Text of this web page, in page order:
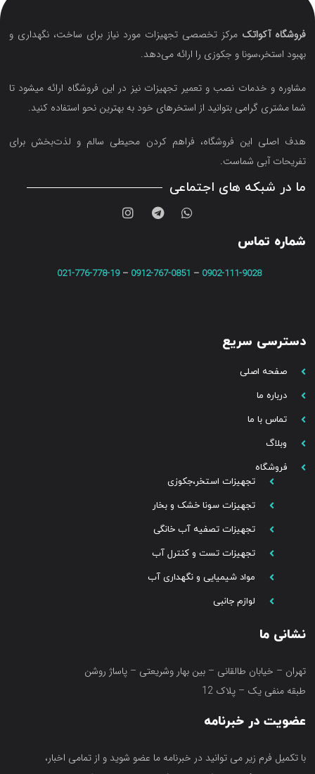
فروشگاه آکواتک مرکز تخصصی تجهیزات مورد نیاز برای ساخت، نگهداری و
بهبود استخر،سونا و جکوزی را ارائه می‌دهد.
مشاوره و خدمات نصب و تعمیر تجهیزات نیز در این فروشگاه ارائه میشود تا
شما مشتری گرامی بتوانید از استخرهای خود به بهترین نحو استفاده کنید.
هدف اصلی این فروشگاه‌، فراهم کردن محیطی سالم و لذت‌بخش برای
تفریحات آبی شماست.
ما در شبکه های اجتماعی
شماره تماس
0902-111-9028
–
0912-767-0851
–
021-776-778-19
دسترسی سریع
صفحه اصلی
درباره ما
تماس با ما
وبلاگ
فروشگاه
تجهیزات استخر،جکوزی
تجهیزات سونا خشک و بخار
تجهیزات تصفیه آب خانگی
تجهیزات تست و کنترل آب
مواد شیمیایی و نگهداری آب
لوازم جانبی
نشانی ما
تهران – خیابان طالقانی – بین بهار وشریعتی – پاساژ روشن
طبقه منفی یک – پلاک 12
عضویت در خبرنامه
با تکمیل فرم زیر می توانید در خبرنامه ما عضو شوید و از تمامی اخبار،